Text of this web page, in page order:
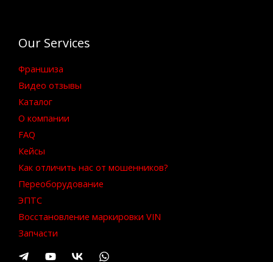
Our Services
Франшиза
Видео отзывы
Каталог
О компании
FAQ
Кейсы
Как отличить нас от мошенников?
Переоборудование
ЭПТС
Восстановление маркировки VIN
Запчасти